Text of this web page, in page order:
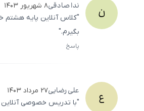
ن نداصادقی۸ شهریور ۱۴۰۳
"کلاس آنلاین پایه
بگیرم."
پاسخ
ع علیرضایی۲۷ مرداد ۱۴۰۳
"با تدریس خصوصی آنلاین